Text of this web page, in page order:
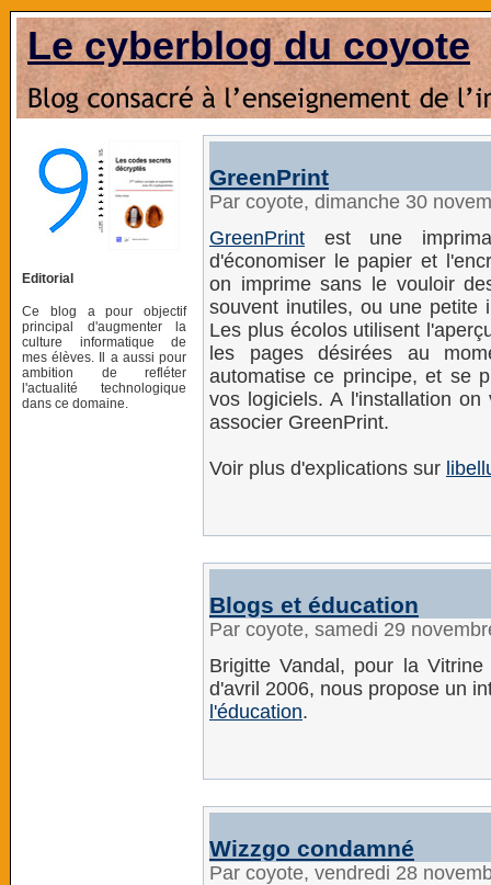
Le cyberblog du coyote
Editorial
Ce blog a pour objectif
principal d'augmenter la
culture informatique de
mes élèves. Il a aussi pour
ambition de refléter
l'actualité technologique
dans ce domaine.
GreenPrint
Par coyote, dimanche 30
GreenPrint est une
d'économiser le papier et
on imprime sans le vouloir
souvent inutiles, ou une petite
Les plus écolos utilisent
les pages désirées au
automatise ce principe, et se
vos logiciels. A l'installation
associer GreenPrint.
Voir plus d'explications sur
Blogs et éducation
Par coyote, samedi 29
Brigitte Vandal, pour la
d'avril 2006, nous propose un
l'éducation.
Wizzgo condamné
Par coyote, vendredi 28